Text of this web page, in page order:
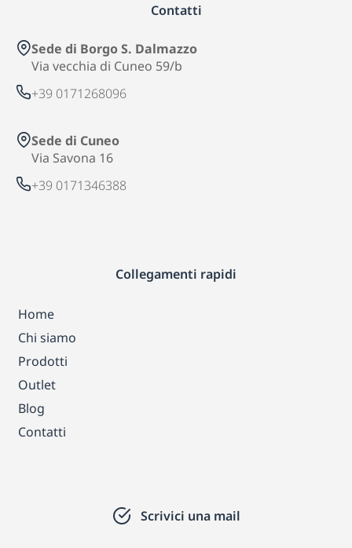
Contatti
Sede di Borgo S. Dalmazzo
Via vecchia di Cuneo 59/b
+39 0171268096
Sede di Cuneo
Via Savona 16
+39 0171346388
Collegamenti rapidi
Home
Chi siamo
Prodotti
Outlet
Blog
Contatti
Scrivici una mail